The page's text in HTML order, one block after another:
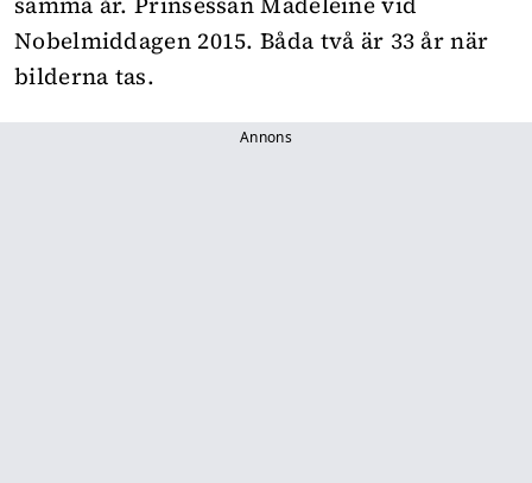
Nobelmiddagen 2015. Båda två är 33 år när
bilderna tas.
Annons